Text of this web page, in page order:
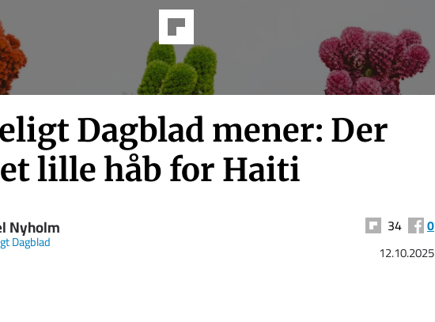
Dagblad mener: Der
lille håb for Haiti
Nyholm
Dagblad
34 0
12.10.2025